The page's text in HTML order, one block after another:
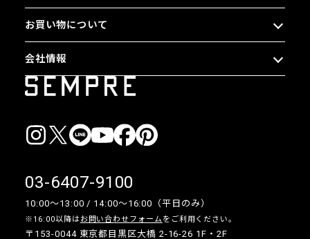
お買い物について
会社情報
03-6407-9100
10:00〜13:00 / 14:00〜16:00（平日のみ）
※16:00以降は お問い合わせフォームをご利用ください。
〒153-0044 東京都目黒区大橋 2-16-26 1F・2F